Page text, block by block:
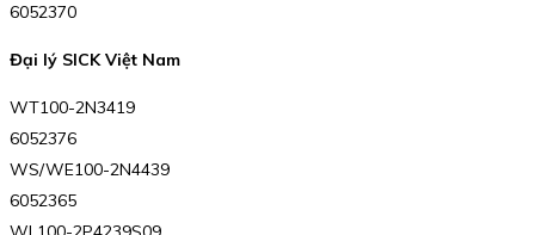
6052370
Đại lý SICK Việt Nam
WT100-2N3419
6052376
WS/WE100-2N4439
6052365